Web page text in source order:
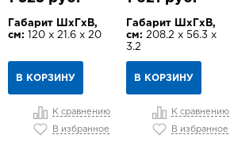
Габарит ШхГхВ,
см: 120 х 21.6 х 20
В КОРЗИНУ
К сравнению
В избранное
Габарит ШхГхВ,
см: 208.2 х 56.3 х
3.2
В КОРЗИНУ
К сравнению
В избранное